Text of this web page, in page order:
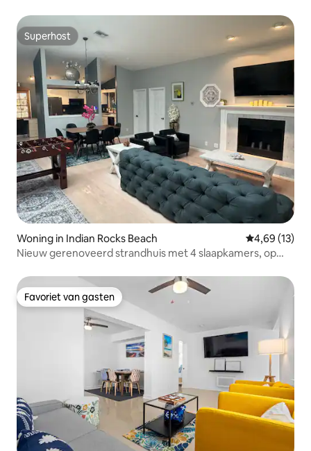
Superhost
Superhost
Woning in Indian Rocks Beach Gemiddelde
4,69 (13)
Nieuw gerenoveerd strandhuis met 4 slaapkamers, op
Favoriet van gasten
Favoriet van gasten